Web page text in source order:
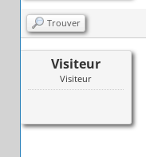
Trouver
Visiteur
Visiteur